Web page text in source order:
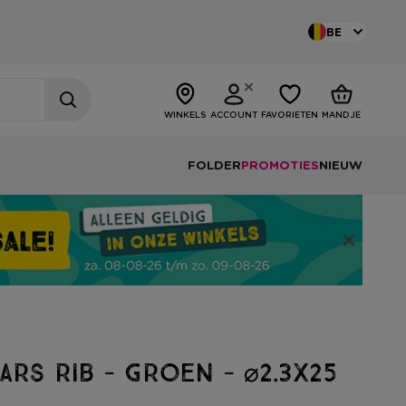
BE
WINKELS ACCOUNT FAVORIETEN MANDJE
FOLDERPROMOTIESNIEUW
rib - groen - ⌀2.3x25